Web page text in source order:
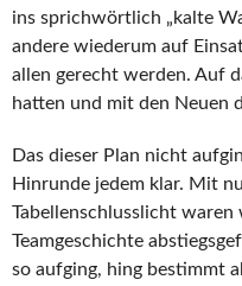
ins sprichwörtlich „kalte
andere wiederum auf
allen gerecht werden. Auf
hatten und mit den Neuen
Das dieser Plan nicht
Hinrunde jedem klar. Mit
Tabellenschlusslicht
Teamgeschichte
so aufging, hing bestimmt